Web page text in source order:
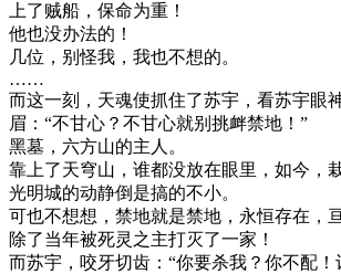
上了贼船，保命为重！
他也没办法的！
几位，别怪我，我也不想的。
……
而这一刻，天魂使抓住了苏宇，看苏宇眼
眉：“不甘心？不甘心就别挑衅禁地！”
黑墓，六方山的主人。
靠上了天穹山，谁都没放在眼里，如今，
光明城的动静倒是搞的不小。
可也不想想，禁地就是禁地，永恒存在，
除了当年被死灵之主打灭了一家！
而苏宇，咬牙切齿：“你要杀我？你不配！